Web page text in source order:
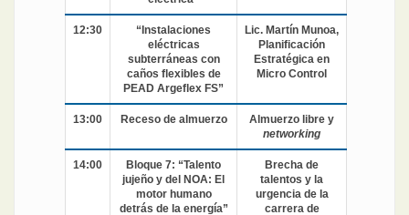
12:30
“Instalaciones
eléctricas
subterráneas con
caños flexibles de
PEAD Argeflex FS”
Lic. Martín Munoa,
Planificación
Estratégica en
Micro Control
13:00 Receso de almuerzo
Almuerzo libre y
networking
14:00
Bloque 7: “Talento
jujeño y del NOA: El
motor humano
detrás de la energía”
Brecha de
talentos y la
urgencia de la
carrera de